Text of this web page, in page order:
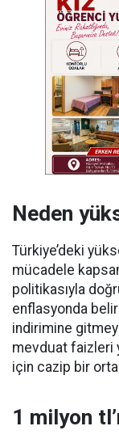
Neden
Türkiye’deki
mücadele
politikasıyla
enflasyonda
indirimine
mevduat faizleri
için cazip bir
1 milyon